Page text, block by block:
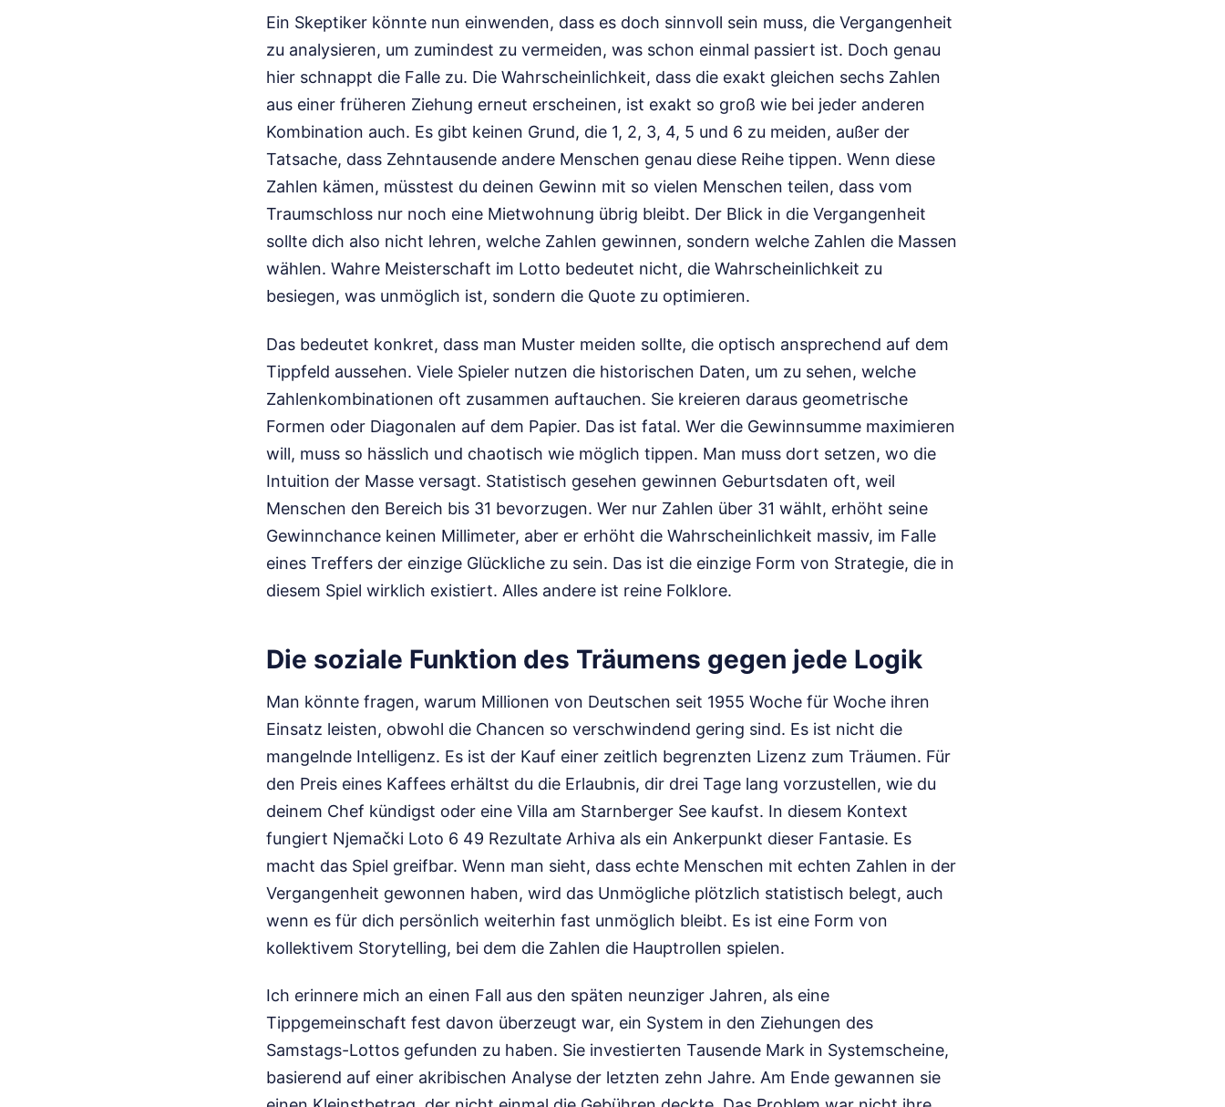
Ein Skeptiker könnte nun einwenden, dass es doch sinnvoll sein muss, die Vergangenheit
zu analysieren, um zumindest zu vermeiden, was schon einmal passiert ist. Doch genau
hier schnappt die Falle zu. Die Wahrscheinlichkeit, dass die exakt gleichen sechs Zahlen
aus einer früheren Ziehung erneut erscheinen, ist exakt so groß wie bei jeder anderen
Kombination auch. Es gibt keinen Grund, die 1, 2, 3, 4, 5 und 6 zu meiden, außer der
Tatsache, dass Zehntausende andere Menschen genau diese Reihe tippen. Wenn diese
Zahlen kämen, müsstest du deinen Gewinn mit so vielen Menschen teilen, dass vom
Traumschloss nur noch eine Mietwohnung übrig bleibt. Der Blick in die Vergangenheit
sollte dich also nicht lehren, welche Zahlen gewinnen, sondern welche Zahlen die Massen
wählen. Wahre Meisterschaft im Lotto bedeutet nicht, die Wahrscheinlichkeit zu
besiegen, was unmöglich ist, sondern die Quote zu optimieren.
Das bedeutet konkret, dass man Muster meiden sollte, die optisch ansprechend auf dem
Tippfeld aussehen. Viele Spieler nutzen die historischen Daten, um zu sehen, welche
Zahlenkombinationen oft zusammen auftauchen. Sie kreieren daraus geometrische
Formen oder Diagonalen auf dem Papier. Das ist fatal. Wer die Gewinnsumme maximieren
will, muss so hässlich und chaotisch wie möglich tippen. Man muss dort setzen, wo die
Intuition der Masse versagt. Statistisch gesehen gewinnen Geburtsdaten oft, weil
Menschen den Bereich bis 31 bevorzugen. Wer nur Zahlen über 31 wählt, erhöht seine
Gewinnchance keinen Millimeter, aber er erhöht die Wahrscheinlichkeit massiv, im Falle
eines Treffers der einzige Glückliche zu sein. Das ist die einzige Form von Strategie, die in
diesem Spiel wirklich existiert. Alles andere ist reine Folklore.
Die soziale Funktion des Träumens gegen jede Logik
Man könnte fragen, warum Millionen von Deutschen seit 1955 Woche für Woche ihren
Einsatz leisten, obwohl die Chancen so verschwindend gering sind. Es ist nicht die
mangelnde Intelligenz. Es ist der Kauf einer zeitlich begrenzten Lizenz zum Träumen. Für
den Preis eines Kaffees erhältst du die Erlaubnis, dir drei Tage lang vorzustellen, wie du
deinem Chef kündigst oder eine Villa am Starnberger See kaufst. In diesem Kontext
fungiert Njemački Loto 6 49 Rezultate Arhiva als ein Ankerpunkt dieser Fantasie. Es
macht das Spiel greifbar. Wenn man sieht, dass echte Menschen mit echten Zahlen in der
Vergangenheit gewonnen haben, wird das Unmögliche plötzlich statistisch belegt, auch
wenn es für dich persönlich weiterhin fast unmöglich bleibt. Es ist eine Form von
kollektivem Storytelling, bei dem die Zahlen die Hauptrollen spielen.
Ich erinnere mich an einen Fall aus den späten neunziger Jahren, als eine
Tippgemeinschaft fest davon überzeugt war, ein System in den Ziehungen des
Samstags-Lottos gefunden zu haben. Sie investierten Tausende Mark in Systemscheine,
basierend auf einer akribischen Analyse der letzten zehn Jahre. Am Ende gewannen sie